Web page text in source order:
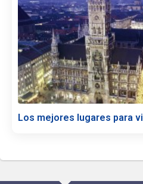
Los mejores lugares para